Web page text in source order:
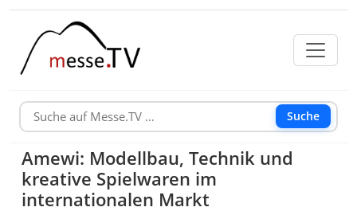
Suche
Amewi: Modellbau, Technik und
kreative Spielwaren im
internationalen Markt